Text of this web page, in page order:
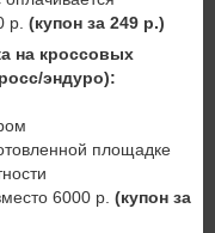
р. (купон за 249 р.)
на кроссовых
эндуро):
площадке
6000 р. (купон за